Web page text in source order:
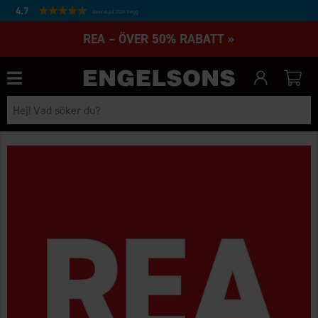
4.7 Baserat på 27231 betyg
REA – ÖVER 50% RABATT »